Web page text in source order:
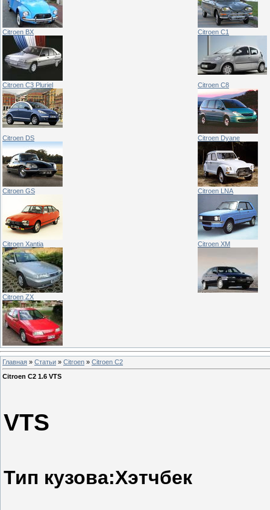
Citroen BX Citroen C1
Citroen C3 Pluriel Citroen C8
Citroen DS Citroen Dyane
Citroen GS Citroen LNA
Citroen Xantia Citroen XM
Citroen ZX
Главная » Статьи » Citroen » Citroen C2
Citroen C2 1.6 VTS
VTS
Тип кузова:Хэтчбек